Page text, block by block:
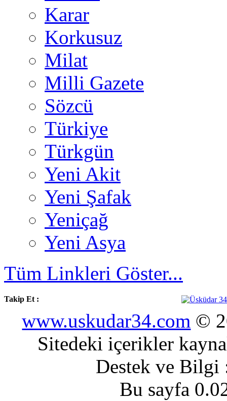
Karar
Korkusuz
Milat
Milli Gazete
Sözcü
Türkiye
Türkgün
Yeni Akit
Yeni Şafak
Yeniçağ
Yeni Asya
Tüm Linkleri Göster...
Takip Et :
www.uskudar34.com ©
Sitedeki içerikler
Destek ve
Bu sayfa